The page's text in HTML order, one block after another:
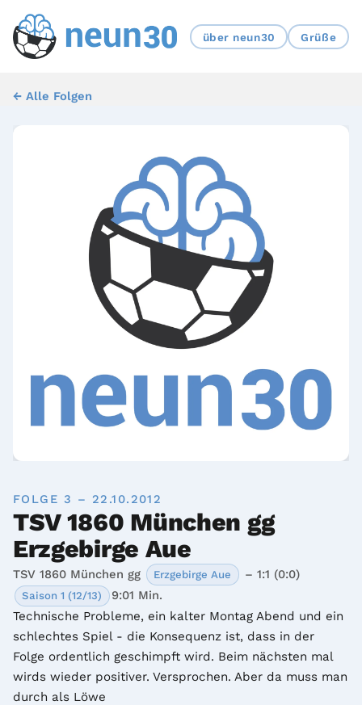
über neun30 Grüße
← Alle Folgen
FOLGE 3 – 22.10.2012
TSV 1860 München gg
Erzgebirge Aue
TSV 1860 München gg Erzgebirge Aue – 1:1 (0:0)
Saison 1 (12/13)
9:01 Min.
Technische Probleme, ein kalter Montag Abend und ein
schlechtes Spiel - die Konsequenz ist, dass in der
Folge ordentlich geschimpft wird. Beim nächsten mal
wirds wieder positiver. Versprochen. Aber da muss man
durch als Löwe